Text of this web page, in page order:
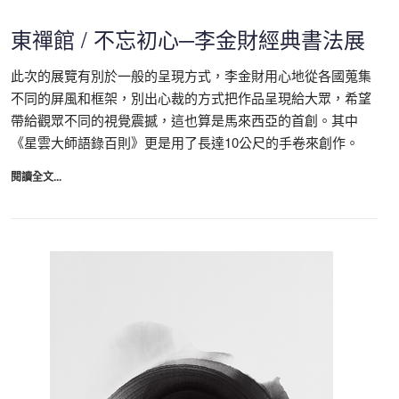
東禪館 / 不忘初心─李金財經典書法展
此次的展覽有別於一般的呈現方式，李金財用心地從各國蒐集
不同的屏風和框架，別出心裁的方式把作品呈現給大眾，希望
帶給觀眾不同的視覺震撼，這也算是馬來西亞的首創。其中
《星雲大師語錄百則》更是用了長達10公尺的手卷來創作。
閱讀全文...